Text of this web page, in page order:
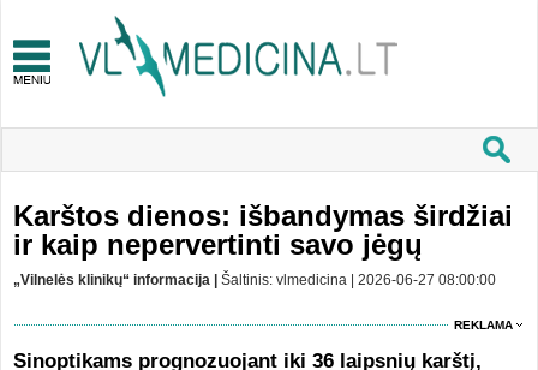
Karštos dienos: išbandymas širdžiai
ir kaip nepervertinti savo jėgų
„Vilnelės klinikų“ informacija | Šaltinis: vlmedicina | 2026-06-27 08:00:00
REKLAMA
Sinoptikams prognozuojant iki 36 laipsnių karštį,